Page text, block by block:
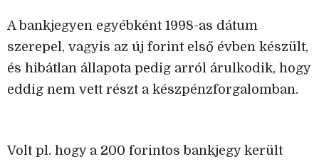
A bankjegyen egyébként 1998-as dátum
szerepel, vagyis az új forint első évben készült,
és hibátlan állapota pedig arról árulkodik, hogy
eddig nem vett részt a készpénzforgalomban.
Volt pl. hogy a 200 forintos bankjegy került